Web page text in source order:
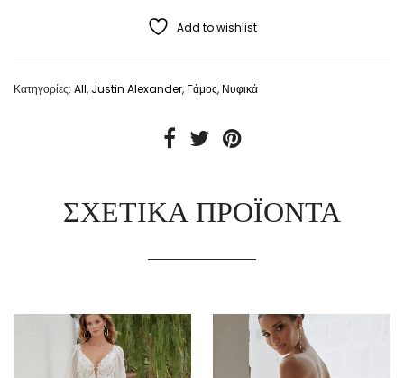
Add to wishlist
Κατηγορίες: All, Justin Alexander, Γάμος, Νυφικά
ΣΧΕΤΙΚΆ ΠΡΟΪΌΝΤΑ